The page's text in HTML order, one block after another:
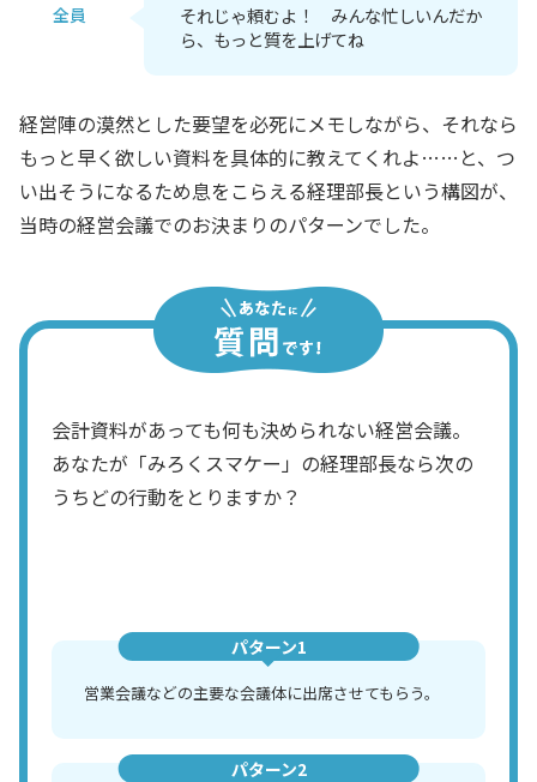
全員
それじゃ頼むよ！ みんな忙しいんだか
ら、もっと質を上げてね
経営陣の漠然とした要望を必死にメモしながら、それなら
もっと早く欲しい資料を具体的に教えてくれよ……と、つ
い出そうになるため息をこらえる経理部長という構図が、
当時の経営会議でのお決まりのパターンでした。
会計資料があっても何も決められない経営会議。
あなたが「みろくスマケー」の経理部長なら次の
うちどの行動をとりますか？
パターン1
営業会議などの主要な会議体に出席させてもらう。
パターン2